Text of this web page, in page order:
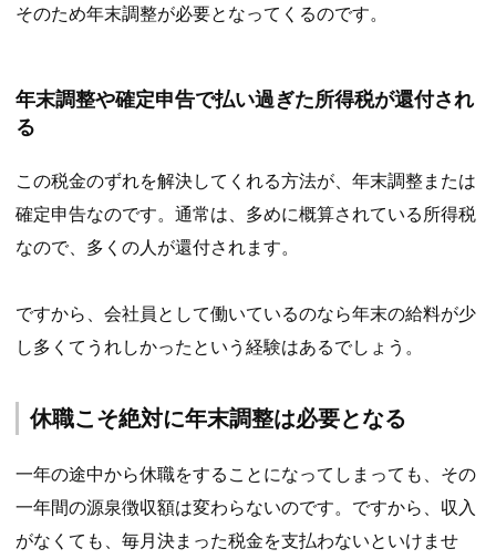
そのため年末調整が必要となってくるのです。
年末調整や確定申告で払い過ぎた所得税が還付され
る
この税金のずれを解決してくれる方法が、年末調整または
確定申告なのです。通常は、多めに概算されている所得税
なので、多くの人が還付されます。
ですから、会社員として働いているのなら年末の給料が少
し多くてうれしかったという経験はあるでしょう。
休職こそ絶対に年末調整は必要となる
一年の途中から休職をすることになってしまっても、その
一年間の源泉徴収額は変わらないのです。ですから、収入
がなくても、毎月決まった税金を支払わないといけませ